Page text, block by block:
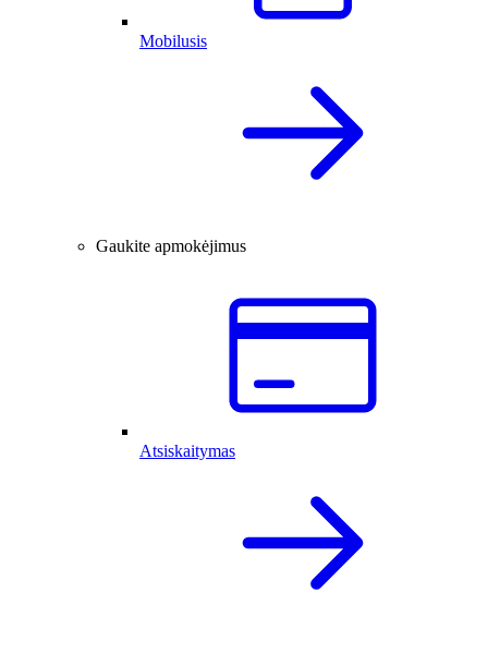
Mobilusis
Gaukite apmokėjimus
Atsiskaitymas